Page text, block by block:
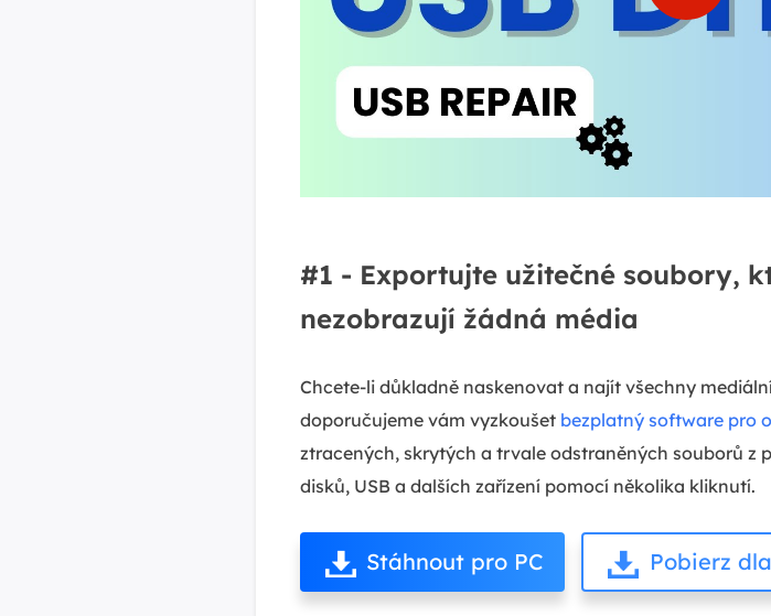
#1 - Exportujte užitečné soubory,
nezobrazují žádná média
Chcete-li důkladně naskenovat a najít všechny
doporučujeme vám vyzkoušet bezplatný software pro
ztracených, skrytých a trvale odstraněných souborů z
disků, USB a dalších zařízení pomocí několika kliknutí.
Stáhnout pro PC Pobierz